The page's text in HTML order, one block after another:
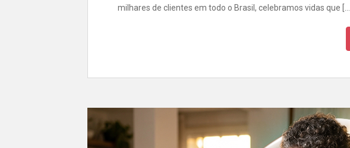
milhares de clientes em todo o Brasil, celebramos vidas que […]